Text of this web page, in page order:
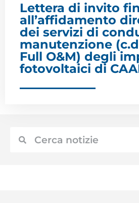
Lettera di invito
all’affidamento
dei servizi di
manutenzione
Full O&M) degli
fotovoltaici di